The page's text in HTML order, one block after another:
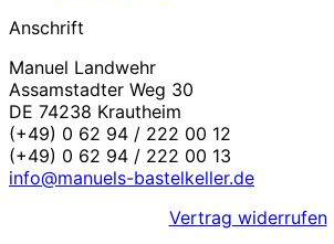
Anschrift
Manuel Landwehr
Assamstadter Weg 30
DE 74238 Krautheim
(+49) 0 62 94 / 222 00 12
(+49) 0 62 94 / 222 00 13
info@manuels-bastelkeller.de
Vertrag widerrufen